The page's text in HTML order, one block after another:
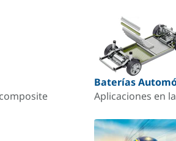
Baterías
Aplicaciones en